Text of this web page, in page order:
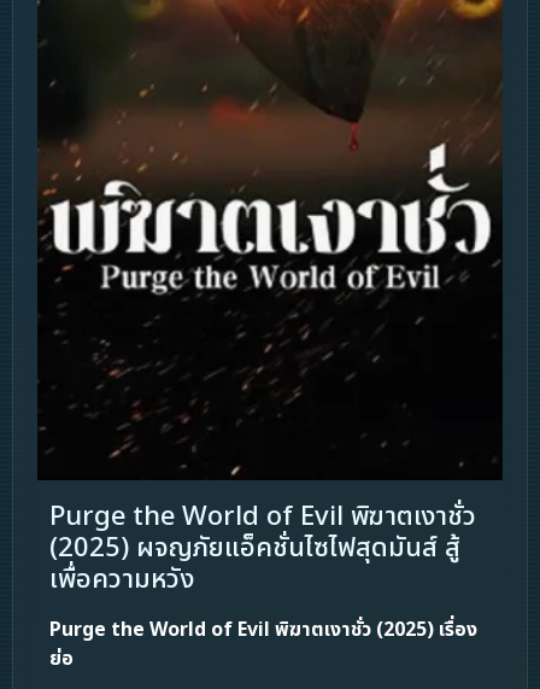
Purge the World of Evil พิฆาตเงาชั่ว
(2025) ผจญภัยแอ็คชั่นไซไฟสุดมันส์ สู้
เพื่อความหวัง
Purge the World of Evil พิฆาตเงาชั่ว (2025) เรื่อง
ย่อ